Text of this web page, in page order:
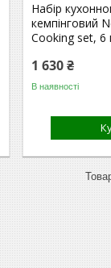
Набір
кемпінговий
Cooking set, 6
1 630 ₴
В наявності